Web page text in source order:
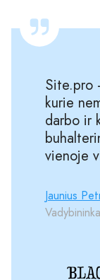
Site.pro
kurie
darbo ir
vienoje
Jaunius